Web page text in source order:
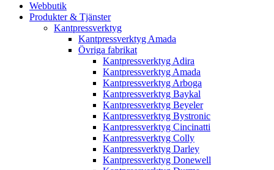
Webbutik
Produkter & Tjänster
Kantpressverktyg
Kantpressverktyg Amada
Övriga fabrikat
Kantpressverktyg Adira
Kantpressverktyg Amada
Kantpressverktyg Arboga
Kantpressverktyg Baykal
Kantpressverktyg Beyeler
Kantpressverktyg Bystronic
Kantpressverktyg Cincinatti
Kantpressverktyg Colly
Kantpressverktyg Darley
Kantpressverktyg Donewell